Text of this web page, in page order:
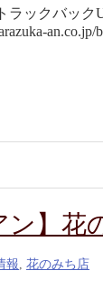
ラックバック
an.co.jp/
ン】花
報 花のみち店